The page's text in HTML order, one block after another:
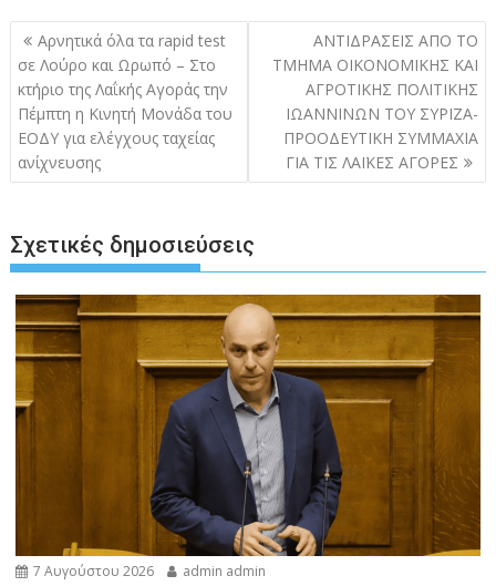
Πλοήγηση
άρθρων
Αρνητικά όλα τα rapid test
σε Λούρο και Ωρωπό – Στο
κτήριο της Λαΐκής Αγοράς την
Πέμπτη η Κινητή Μονάδα του
ΕΟΔΥ για ελέγχους ταχείας
ανίχνευσης
ΑΝΤΙΔΡΑΣΕΙΣ ΑΠΟ ΤΟ
ΤΜΗΜΑ ΟΙΚΟΝΟΜΙΚΗΣ ΚΑΙ
ΑΓΡΟΤΙΚΗΣ ΠΟΛΙΤΙΚΗΣ
ΙΩΑΝΝΙΝΩΝ ΤΟΥ ΣΥΡΙΖΑ-
ΠΡΟΟΔΕΥΤΙΚΗ ΣΥΜΜΑΧΙΑ
ΓΙΑ ΤΙΣ ΛΑΪΚΕΣ ΑΓΟΡΕΣ
Σχετικές δημοσιεύσεις
7 Αυγούστου 2026 admin admin